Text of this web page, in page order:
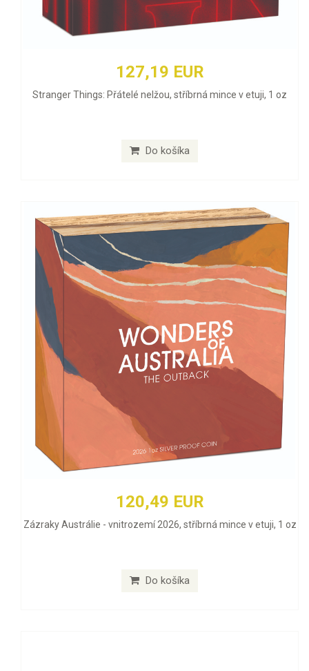
127,19 EUR
Stranger Things: Přátelé nelžou, stříbrná mince v etuji, 1 oz
Do košíka
120,49 EUR
Zázraky Austrálie - vnitrozemí 2026, stříbrná mince v etuji, 1 oz
Do košíka